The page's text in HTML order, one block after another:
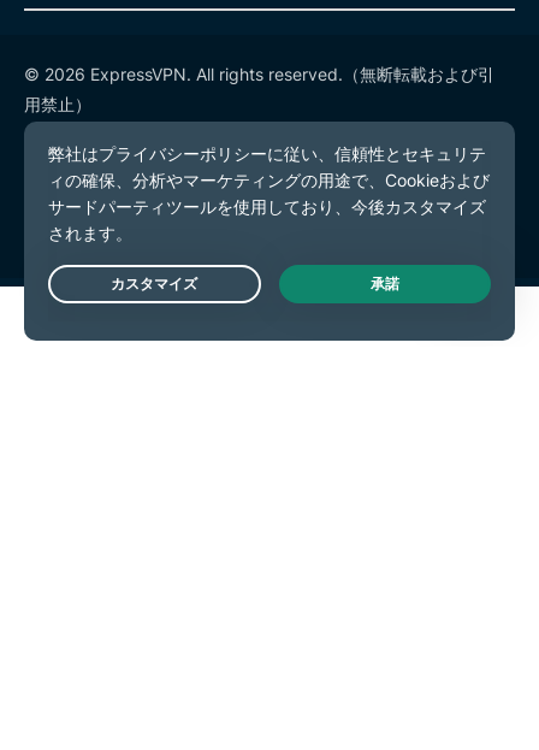
© 2026 ExpressVPN. All rights reserved.（無断転載および引
用禁止）
プライバシーポリシー
利用規約
Cookieの設定
Live Chat